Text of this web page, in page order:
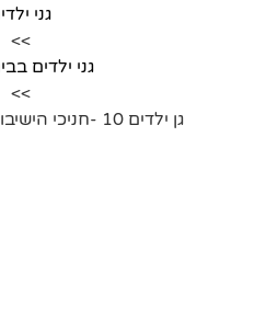
גני
>>
גני ילדים
>>
גן ילדים 10 -חניכי הישיבות בבית שמש טלפון